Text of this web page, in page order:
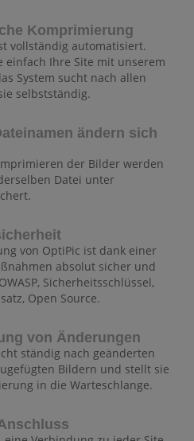
Komprimierung
vollständig automatisiert.
einfach Ihre Site mit unserem
System sucht nach allen
selbstständig.
ändern sich
der Bilder werden
Datei unter
von OptiPic ist dank einer
absolut sicher und
Sicherheitsschlüssel,
Open Source.
von Änderungen
ständig nach geänderten
Bildern und stellt sie
in die Warteschlange.